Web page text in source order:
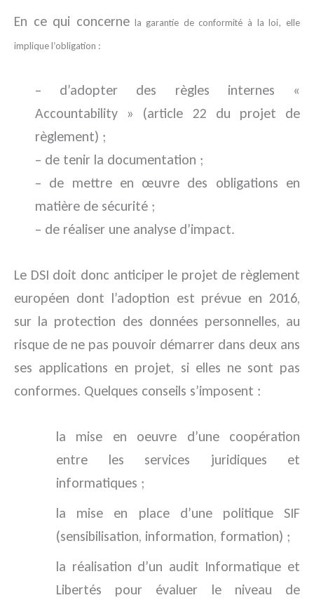
En ce qui concernela garantie de conformité à la loi, elle
implique l’obligation :
– d’adopter des règles internes «
Accountability » (article 22 du projet de
règlement) ;
– de tenir la documentation ;
– de mettre en œuvre des obligations en
matière de sécurité ;
– de réaliser une analyse d’impact.
Le DSI doit donc anticiper le projet de règlement
européen dont l’adoption est prévue en 2016,
sur la protection des données personnelles, au
risque de ne pas pouvoir démarrer dans deux ans
ses applications en projet, si elles ne sont pas
conformes. Quelques conseils s’imposent :
la mise en oeuvre d’une coopération
entre les services juridiques et
informatiques ;
la mise en place d’une politique SIF
(sensibilisation, information, formation) ;
la réalisation d’un audit Informatique et
Libertés pour évaluer le niveau de